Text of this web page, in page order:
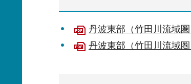
丹波東部（竹田川流域
丹波東部（竹田川流域